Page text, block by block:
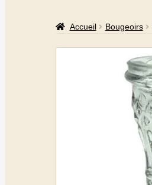
Accueil Bougeoirs